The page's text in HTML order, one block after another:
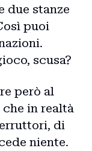
due stanze
puoi
scusa?
però al
in realtà
di
niente.